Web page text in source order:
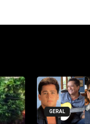
GERAL